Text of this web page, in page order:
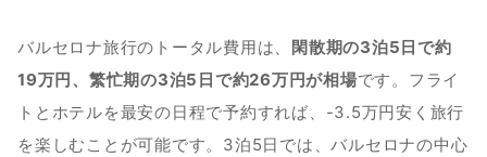
バルセロナ旅行のトータル費用は、
閑散期の3泊5日で約
19万円、繁忙期の3泊5日で約26万円が相場です。フライ
トとホテルを最安の日程で予約すれば、-3.5万円安く旅行
を楽しむことが可能です。3泊5日では、バルセロナの中心